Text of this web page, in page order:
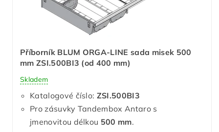
Příborník BLUM ORGA-LINE sada misek 500
mm ZSI.500BI3 (od 400 mm)
Skladem
Katalogové číslo: ZSI.500BI3
Pro zásuvky Tandembox Antaro s
jmenovitou délkou 500 mm.